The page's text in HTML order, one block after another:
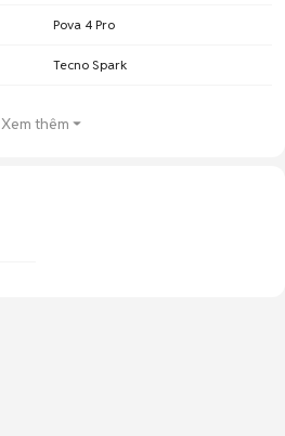
Pova 4 Pro
Tecno Spark
Xem thêm